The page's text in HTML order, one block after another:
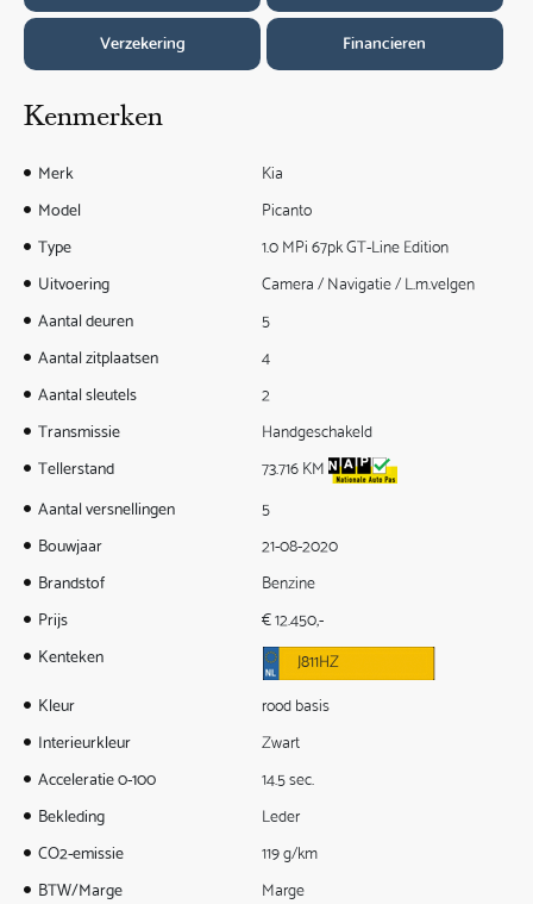
Verzekering Financieren
Kenmerken
Merk
Kia
Model
Picanto
Type
1.0 MPi 67pk GT-Line Edition
Uitvoering
Camera / Navigatie / L.m.velgen
Aantal deuren
5
Aantal zitplaatsen
4
Aantal sleutels
2
Transmissie
Handgeschakeld
Tellerstand
73.716 KM
Aantal versnellingen
5
Bouwjaar
21-08-2020
Brandstof
Benzine
Prijs
€ 12.450,-
Kenteken
J811HZ
Kleur
rood basis
Interieurkleur
Zwart
Acceleratie 0-100
14.5 sec.
Bekleding
Leder
CO2-emissie
119 g/km
BTW/Marge
Marge